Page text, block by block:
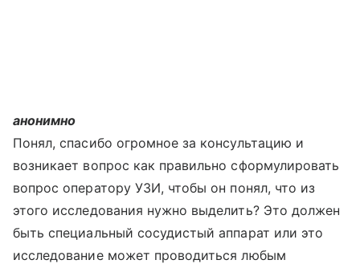
анонимно
Понял, спасибо огромное за консультацию и
возникает вопрос как правильно сформулировать
вопрос оператору УЗИ, чтобы он понял, что из
этого исследования нужно выделить? Это должен
быть специальный сосудистый аппарат или это
исследование может проводиться любым